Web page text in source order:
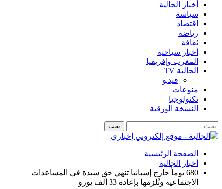
أخبار الجالية
سياسة
اقتصاد
رياضة
ثقافة
أخبار سياحية
المغرب وإفريقيا
الجالية TV
فيديو
منوعات
تكنولوجيا
النسخة الورقية
الصفحة الرئيسية
أخبار الجالية
680 يوماً خارج إسبانيا تنهي حق سيدة في المساعدات
الاجتماعية وتُلزمها بإعادة 33 ألف يورو